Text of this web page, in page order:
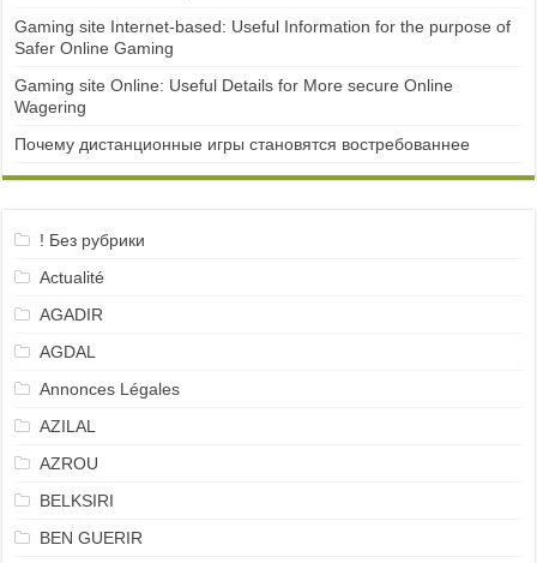
Gaming site Internet-based: Useful Information for the purpose of
Safer Online Gaming
Gaming site Online: Useful Details for More secure Online
Wagering
Почему дистанционные игры становятся востребованнее
! Без рубрики
Actualité
AGADIR
AGDAL
Annonces Légales
AZILAL
AZROU
BELKSIRI
BEN GUERIR